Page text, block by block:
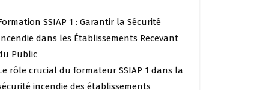
SSIAP 1 : Garantir la Sécurité
dans les Établissements Recevant
Public
rôle crucial du formateur SSIAP 1 dans la
incendie des établissements